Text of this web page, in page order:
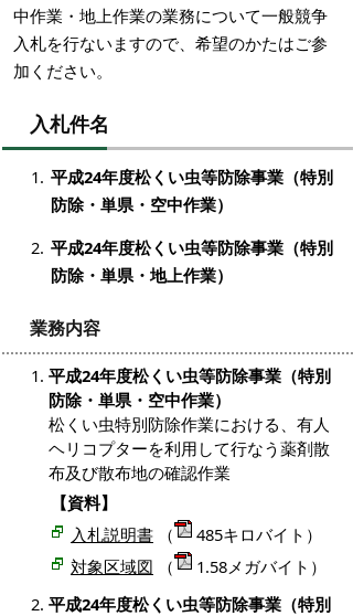
中作業・地上作業の業務について一般競争
入札を行ないますので、希望のかたはご参
加ください。
入札件名
平成24年度松くい虫等防除事業（特別
防除・単県・空中作業）
平成24年度松くい虫等防除事業（特別
防除・単県・地上作業）
業務内容
平成24年度松くい虫等防除事業（特別
防除・単県・空中作業）
松くい虫特別防除作業における、有人
ヘリコプターを利用して行なう薬剤散
布及び散布地の確認作業
【資料】
入札説明書
（
485キロバイト）
対象区域図
（
1.58メガバイト）
平成24年度松くい虫等防除事業（特別